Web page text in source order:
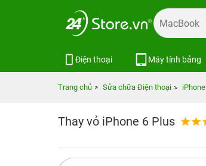
Điện thoại Máy tính bảng
Trang chủ Sửa chữa Điện thoại iPhone
Thay vỏ iPhone 6 Plus